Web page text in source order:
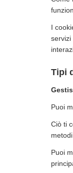
I
servizi
Tipi
Puoi
Ciò ti
Puoi